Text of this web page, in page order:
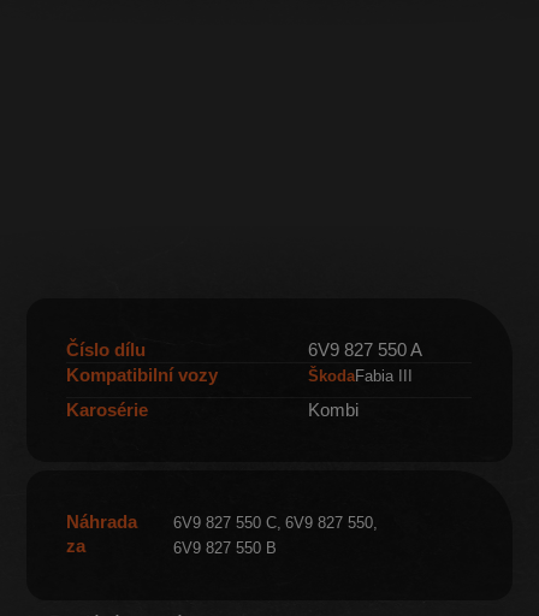
Číslo dílu
6V9 827 550 A
Kompatibilní vozy
ŠkodaFabia III
Karosérie Kombi
Náhrada
za
6V9 827 550 C 6V9 827 550
6V9 827 550 B